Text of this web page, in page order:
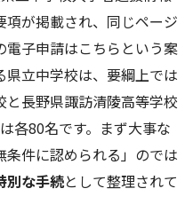
が掲載され、同じページ
子申請はこちらという案
立中学校は、要綱上では
長野県諏訪清陵高等学校
各80名です。まず大事な
件に認められる」のでは
別な手続として整理されて